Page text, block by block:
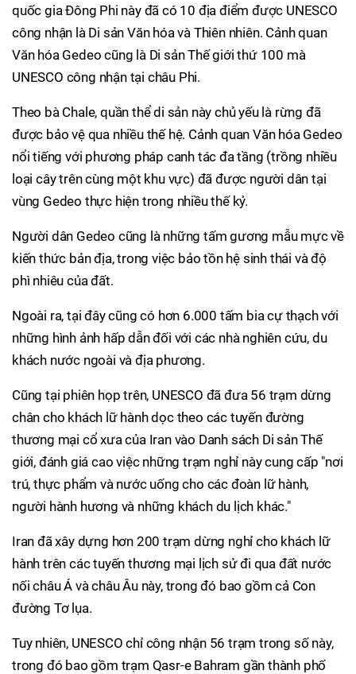
quốc gia Đông Phi này đã có 10 địa điểm được UNESCO
công nhận là Di sản Văn hóa và Thiên nhiên. Cảnh quan
Văn hóa Gedeo cũng là Di sản Thế giới thứ 100 mà
UNESCO công nhận tại châu Phi.
Theo bà Chale, quần thể di sản này chủ yếu là rừng đã
được bảo vệ qua nhiều thế hệ. Cảnh quan Văn hóa Gedeo
nổi tiếng với phương pháp canh tác đa tầng (trồng nhiều
loại cây trên cùng một khu vực) đã được người dân tại
vùng Gedeo thực hiện trong nhiều thế kỷ.
Người dân Gedeo cũng là những tấm gương mẫu mực về
kiến thức bản địa, trong việc bảo tồn hệ sinh thái và độ
phì nhiêu của đất.
Ngoài ra, tại đây cũng có hơn 6.000 tấm bia cự thạch với
những hình ảnh hấp dẫn đối với các nhà nghiên cứu, du
khách nước ngoài và địa phương.
Cũng tại phiên họp trên, UNESCO đã đưa 56 trạm dừng
chân cho khách lữ hành dọc theo các tuyến đường
thương mại cổ xưa của Iran vào Danh sách Di sản Thế
giới, đánh giá cao việc những trạm nghỉ này cung cấp "nơi
trú, thực phẩm và nước uống cho các đoàn lữ hành,
người hành hương và những khách du lịch khác."
Iran đã xây dựng hơn 200 trạm dừng nghỉ cho khách lữ
hành trên các tuyến thương mại lịch sử đi qua đất nước
nối châu Á và châu Âu này, trong đó bao gồm cả Con
đường Tơ lụa.
Tuy nhiên, UNESCO chỉ công nhận 56 trạm trong số này,
trong đó bao gồm trạm Qasr-e Bahram gần thành phố